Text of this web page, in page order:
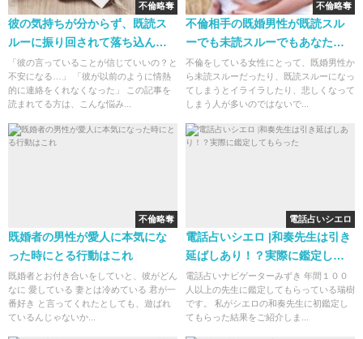
不倫略奪
彼の気持ちが分からず、既読ス
ルーに振り回されて落ち込んで
いた私が不倫から略奪婚できた
話
「彼の言っていることが信じていいの？と
不安になる…」 「彼が以前のように情熱
的に連絡をくれなくなった」 この記事を
読まれてる方は、こんな悩み...
不倫略奪
不倫相手の既婚男性が既読スル
ーでも未読スルーでもあなたが
愛されている理由
不倫をしている女性にとって、既婚男性か
ら未読スルーだったり、既読スルーになっ
てしまうとイライラしたり、悲しくなって
しまう人が多いのではないで...
不倫略奪
既婚者の男性が愛人に本気にな
った時にとる行動はこれ
既婚者とお付き合いをしていと、彼がどん
なに 愛している 妻とは冷めている 君が一
番好き と言ってくれたとしても、遊ばれ
ているんじゃないか...
電話占いシエロ
電話占いシエロ |和奏先生は引き
延ばしあり！？実際に鑑定して
もらった
電話占いナビゲーターみずき 年間１００
人以上の先生に鑑定してもらっている瑞樹
です。 私がシエロの和奏先生に初鑑定し
てもらった結果をご紹介しま...